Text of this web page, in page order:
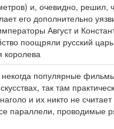
и, очевидно, решил,
его дополнительно
Август и
поощряли русский
королева
некогда популярные
так там
наголо и их никто не
параллели, проводимые